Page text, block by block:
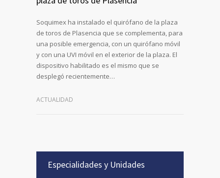
Soquimex ha instalado el quirófano de la plaza
de toros de Plasencia que se complementa, para
una posible emergencia, con un quirófano móvil
y con una UVI móvil en el exterior de la plaza. El
dispositivo habilitado es el mismo que se
desplegó recientemente…
ACTUALIDAD
Especialidades y Unidades